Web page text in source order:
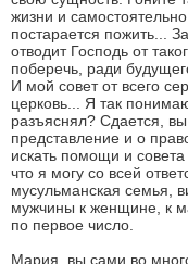
жизни и
постарается пожить...
отводит Господь от
поберечь, ради
И мой совет от всего
церковь... Я так
разъяснял? Сдается,
представление и о
искать помощи и
что я могу со всей
мусульманская семья,
мужчины к женщине, к
по первое число.
Мария, вы сами во